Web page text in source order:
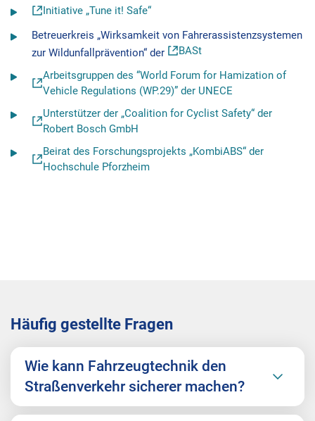
Initiative „Tune it! Safe“
Betreuerkreis „Wirksamkeit von Fahrerassistenzsystemen
zur Wildunfallprävention“ der
BASt
Arbeitsgruppen des “World Forum for Hamization of
Vehicle Regulations (WP.29)” der UNECE
Unterstützer der „Coalition for Cyclist Safety“ der
Robert Bosch GmbH
Beirat des Forschungsprojekts „KombiABS“ der
Hochschule Pforzheim
Häufig gestellte Fragen
Wie kann Fahrzeugtechnik den
Straßenverkehr sicherer machen?